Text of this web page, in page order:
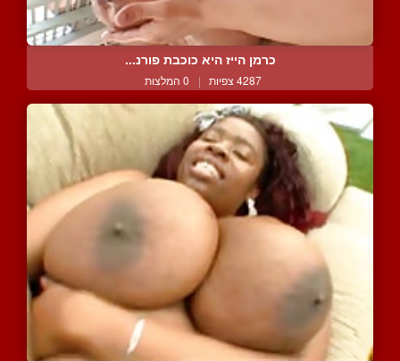
כרמן הייז היא כוכבת פורנ...
4287 צפיות | 0 המלצות